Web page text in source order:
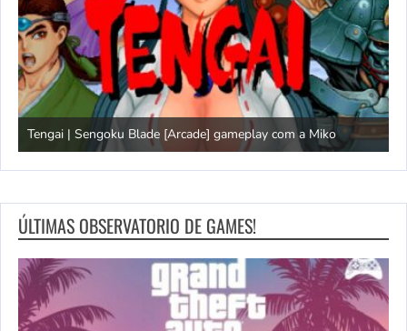
Tengai | Sengoku Blade [Arcade] gameplay com a Miko
ÚLTIMAS OBSERVATORIO DE GAMES!